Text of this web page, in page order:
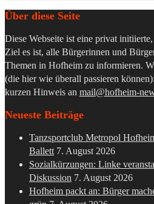
Über diese Seite
Diese Webseite ist eine privat
Ziel es ist, alle Bürgerinnen und
Themen in Hofheim zu informieren.
(die hier wie überall passieren
kurzen Hinweis an mail@hofheim-
Neueste Beiträge
Tanzsportclub Metropol
Ballett 7. August 2026
Sozialkürzungen: Linke
Diskussion 7. August 2026
Hofheim packt an: Bürger